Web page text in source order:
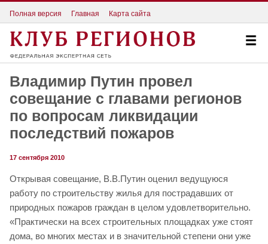
Полная версия Главная Карта сайта
Владимир Путин провел
совещание с главами регионов
по вопросам ликвидации
последствий пожаров
17 сентября 2010
Открывая совещание, В.В.Путин оценил ведущуюся
работу по строительству жилья для пострадавших от
природных пожаров граждан в целом удовлетворительно.
«Практически на всех строительных площадках уже стоят
дома, во многих местах и в значительной степени они уже